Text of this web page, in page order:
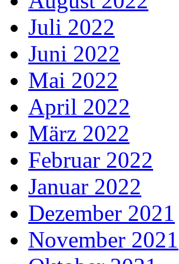
Juli 2022
Juni 2022
Mai 2022
April 2022
März 2022
Februar 2022
Januar 2022
Dezember 2021
November 2021